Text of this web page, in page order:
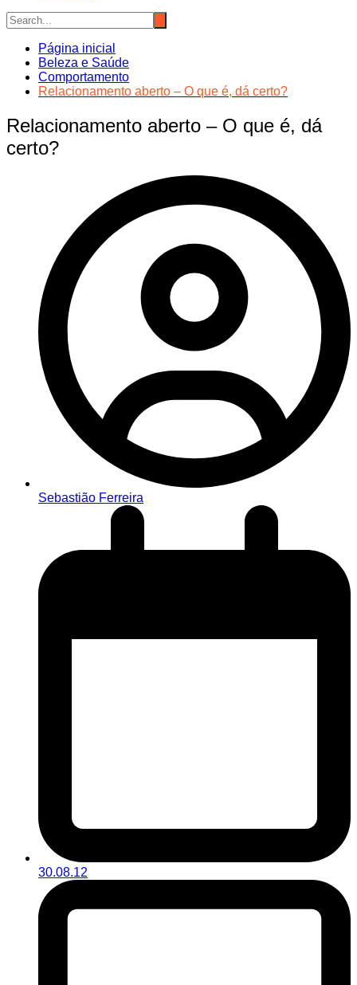
Página inicial
Beleza e Saúde
Comportamento
Relacionamento aberto – O que é, dá certo?
Relacionamento aberto – O que é, dá
certo?
Sebastião Ferreira
30.08.12